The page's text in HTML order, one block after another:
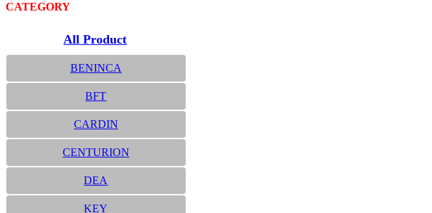
CATEGORY
All Product
BENINCA
BFT
CARDIN
CENTURION
DEA
KEY